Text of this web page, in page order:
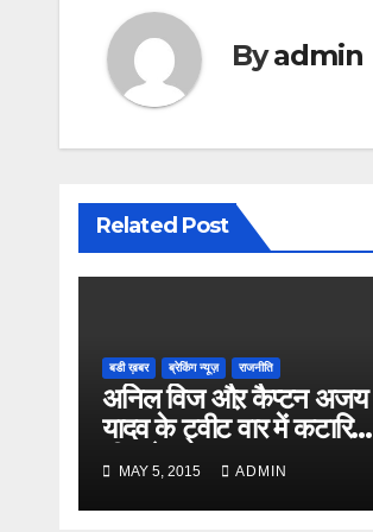
Byadmin
Related Post
बडी ख़बर ब्रेकिंग न्यूज़ राजनीति
अनिल विज औऱ कैप्टन अजय
यादव के ट्वीट वार में कटारिया
भी कूदे
MAY 5, 2015 ADMIN